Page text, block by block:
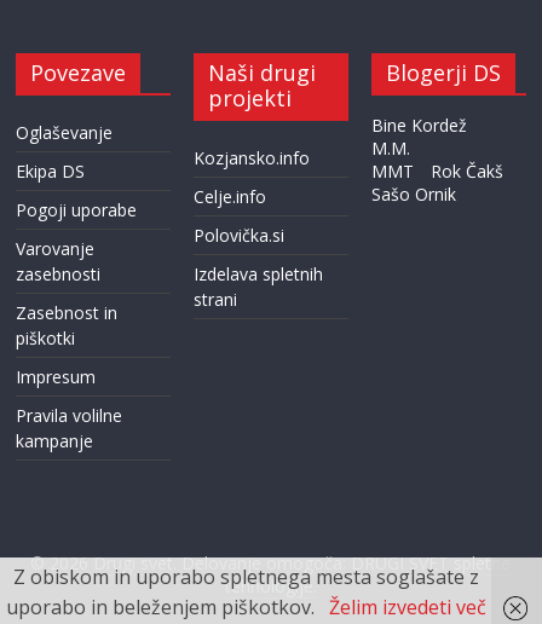
Povezave
Oglaševanje
Ekipa DS
Pogoji uporabe
Varovanje
zasebnosti
Zasebnost in
piškotki
Impresum
Pravila volilne
kampanje
Naši drugi
projekti
Kozjansko.info
Celje.info
Polovička.si
Izdelava spletnih
strani
Blogerji DS
Bine Kordež
M.M.
MMT
Rok Čakš
Sašo Ornik
© 2026Drugi svet. Delovanje omogoča:DRUGI SVET spletne
tehnologije.
Z obiskom in uporabo spletnega mesta soglašate z
uporabo in beleženjem piškotkov. Želim izvedeti več